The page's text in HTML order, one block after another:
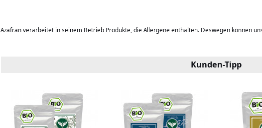
Azafran verarbeitet in seinem Betrieb Produkte, die Allergene enthalten. Deswegen können
Kunden-Tipp